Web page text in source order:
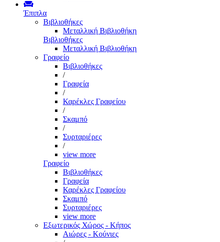
Έπιπλα
Βιβλιοθήκες
Μεταλλική Βιβλιοθήκη
Βιβλιοθήκες
Μεταλλική Βιβλιοθήκη
Γραφείο
Βιβλιοθήκες
/
Γραφεία
/
Καρέκλες Γραφείου
/
Σκαμπό
/
Συρταριέρες
/
view more
Γραφείο
Βιβλιοθήκες
Γραφεία
Καρέκλες Γραφείου
Σκαμπό
Συρταριέρες
view more
Εξωτερικός Χώρος - Κήπος
Αιώρες - Κούνιες